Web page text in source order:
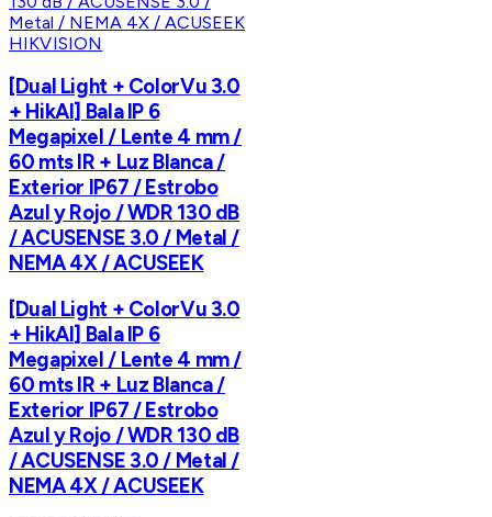
HIKVISION
[Dual Light + ColorVu 3.0
+ HikAI] Bala IP 6
Megapixel / Lente 4 mm /
60 mts IR + Luz Blanca /
Exterior IP67 / Estrobo
Azul y Rojo / WDR 130 dB
/ ACUSENSE 3.0 / Metal /
NEMA 4X / ACUSEEK
[Dual Light + ColorVu 3.0
+ HikAI] Bala IP 6
Megapixel / Lente 4 mm /
60 mts IR + Luz Blanca /
Exterior IP67 / Estrobo
Azul y Rojo / WDR 130 dB
/ ACUSENSE 3.0 / Metal /
NEMA 4X / ACUSEEK